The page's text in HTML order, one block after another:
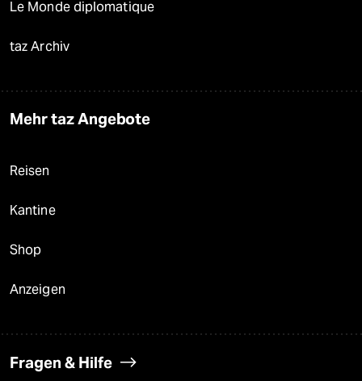
Le Monde diplomatique
taz Archiv
Mehr taz Angebote
Reisen
Kantine
Shop
Anzeigen
Fragen & Hilfe